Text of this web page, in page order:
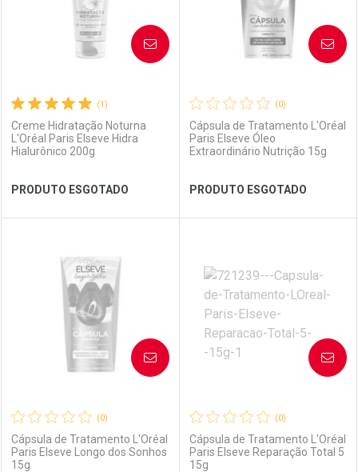
Ativar Desconto
(1)
Creme Hidratação Noturna
L'Oréal Paris Elseve Hidra
Hialurônico 200g
PRODUTO ESGOTADO
AVISE-ME
Laboratório
Por Menos
(0)
Cápsula de Tratamento L'Oréal
Paris Elseve Óleo
Extraordinário Nutrição 15g
PRODUTO ESGOTADO
AVISE-ME
Laboratório
Por Menos
(0)
Cápsula de Tratamento L'Oréal
Paris Elseve Longo dos Sonhos
15g
AVISE-ME
(0)
Cápsula de Tratamento L'Oréal
Paris Elseve Reparação Total 5
15g
AVISE-ME